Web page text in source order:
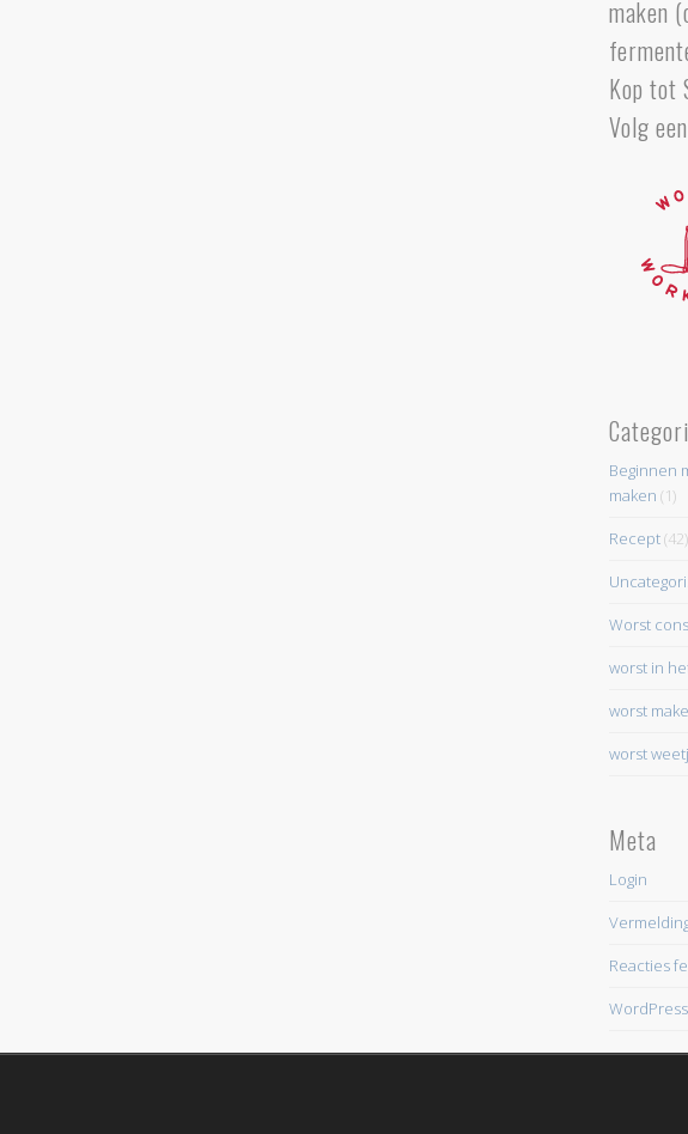
maken
Kop tot
Volg
Beginnen
maken (1)
Recept(42)
Worst
worst in
worst
worst
Meta
Login
Reacties